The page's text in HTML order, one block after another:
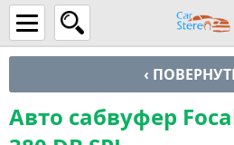
‹
Авто сабвуфер